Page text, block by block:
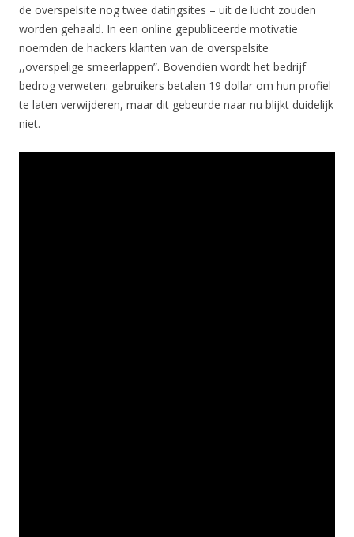
de overspelsite nog twee datingsites – uit de lucht zouden
worden gehaald. In een online gepubliceerde motivatie
noemden de hackers klanten van de overspelsite
,,overspelige smeerlappen”. Bovendien wordt het bedrijf
bedrog verweten: gebruikers betalen 19 dollar om hun profiel
te laten verwijderen, maar dit gebeurde naar nu blijkt duidelijk
niet.